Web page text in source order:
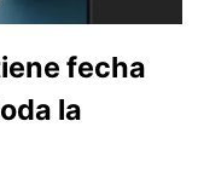
fecha
la